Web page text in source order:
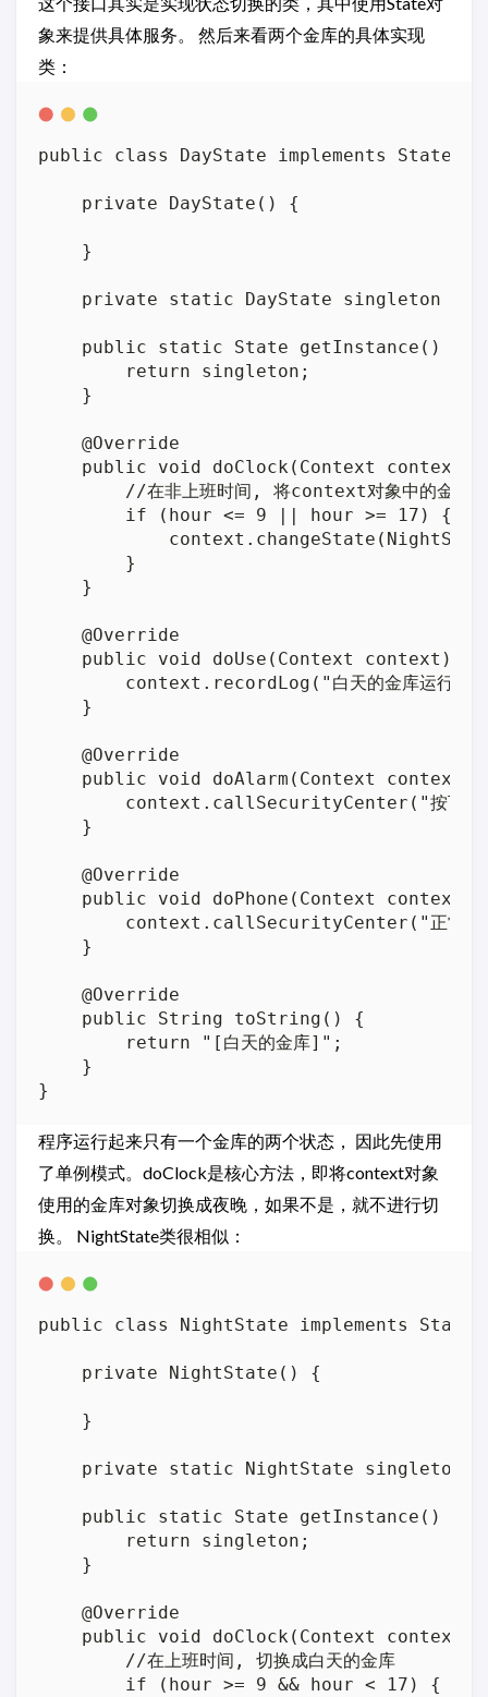
象来提供具体服务。 然后来看两个金库的具体实现
类：
public class DayState implements State {
    private DayState() {
    }
private static DayState singleton =
    public static State getInstance() {
        return singleton;
    }
    @Override
public void doClock(Context context,
//在非上班时间, 将context对象中的金库对
        if (hour <= 9 || hour >= 17) {
        }
    }
    @Override
    public void doUse(Context context) {
context.recordLog("白天的金库运行中
    }
    @Override
public void doAlarm(Context context)
context.callSecurityCenter("按下警
    }
    @Override
public void doPhone(Context context)
context.callSecurityCenter("正常通
    }
    @Override
    public String toString() {
        return "[白天的金库]";
    }
程序运行起来只有一个金库的两个状态， 因此先使用
了单例模式。doClock是核心方法，即将context对象
使用的金库对象切换成夜晚，如果不是，就不进行切
换。 NightState类很相似：
public class NightState implements State
    private NightState() {
    }
private static NightState singleton
    public static State getInstance() {
        return singleton;
    }
    @Override
public void doClock(Context context,
        //在上班时间, 切换成白天的金库
        if (hour >= 9 && hour < 17) {